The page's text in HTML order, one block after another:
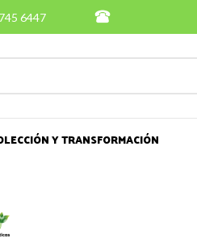
6447
Y TRANSFORMACIÓN